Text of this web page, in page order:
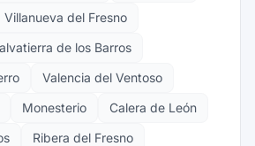
Villanueva del Fresno
de los Barros
Valencia del Ventoso
Monesterio
Calera de León
Ribera del Fresno